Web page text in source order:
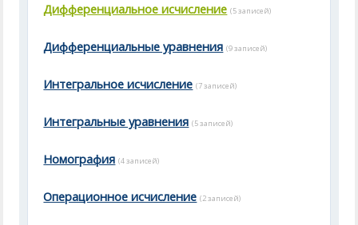
Дифференциальное исчисление (5 записей)
Дифференциальные уравнения (9 записей)
Интегральное исчисление (7 записей)
Интегральные уравнения (5 записей)
Номография (4 записей)
Операционное исчисление (2 записей)